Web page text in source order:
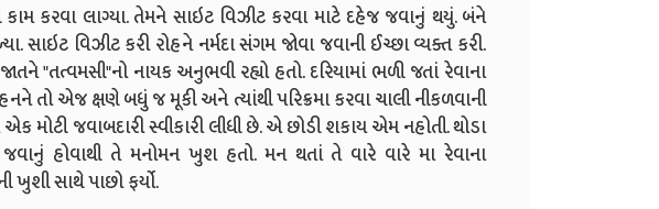
કરવા લાગ્યા. તેમને સાઇટ વિઝીટ કરવા માટે દહેજ જવાનું થયું. બંને
સાઇટ વિઝીટ કરી રોહને નર્મદા સંગમ જોવા જવાની ઈચ્છા વ્યક્ત કરી.
જાતને "તત્વમસી"નો નાયક અનુભવી રહ્યો હતો. દરિયામાં ભળી જતાં રેવાના
તો એજ ક્ષણે બધું જ મૂકી અને ત્યાંથી પરિક્રમા કરવા ચાલી નીકળવાની
જવાબદારી સ્વીકારી લીધી છે. એ છોડી શકાય એમ નહોતી. થોડા
હોવાથી તે મનોમન ખુશ હતો. મન થતાં તે વારે વારે મા રેવાના
સાથે પાછો ફર્યો.